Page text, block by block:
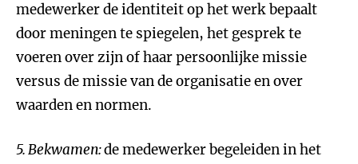
medewerker de identiteit op het werk bepaalt
door meningen te spiegelen, het gesprek te
voeren over zijn of haar persoonlijke missie
versus de missie van de organisatie en over
waarden en normen.
5.Bekwamen:de medewerker begeleiden in het